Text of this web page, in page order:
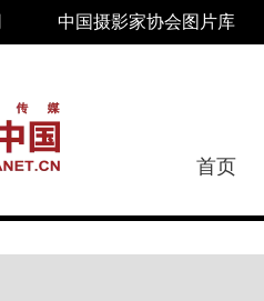
中国摄影家协会图片库
首页